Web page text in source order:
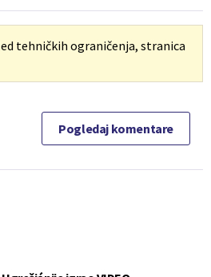
tehničkih ograničenja, stranica
Pogledaj komentare